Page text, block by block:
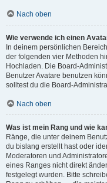
Nach oben
Wie verwende ich einen
In deinem persönlichen
der folgenden vier Methoden
Hochladen. Die Board-
Benutzer Avatare benutzen
solltest du die Board-
Nach oben
Was ist mein Rang und wie
Ränge, die unter deinem
du bislang erstellt hast oder
Moderatoren und
eines Ranges nicht direkt
festgelegt wurden. Bitte